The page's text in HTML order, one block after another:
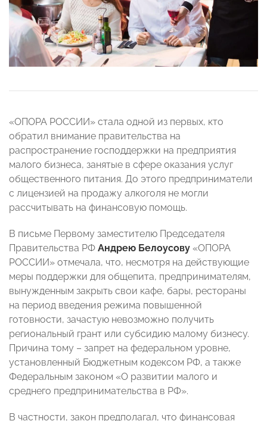
«ОПОРА РОССИИ» стала одной из первых, кто
обратил внимание правительства на
распространение господдержки на предприятия
малого бизнеса, занятые в сфере оказания услуг
общественного питания. До этого предприниматели
с лицензией на продажу алкоголя не могли
рассчитывать на финансовую помощь.
В письме Первому заместителю Председателя
Правительства РФ Андрею Белоусову «ОПОРА
РОССИИ» отмечала, что, несмотря на действующие
меры поддержки для общепита, предпринимателям,
вынужденным закрыть свои кафе, бары, рестораны
на период введения режима повышенной
готовности, зачастую невозможно получить
региональный грант или субсидию малому бизнесу.
Причина тому – запрет на федеральном уровне,
установленный Бюджетным кодексом РФ, а также
Федеральным законом «О развитии малого и
среднего предпринимательства в РФ».
В частности, закон предполагал, что финансовая